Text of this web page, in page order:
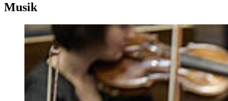
Musik